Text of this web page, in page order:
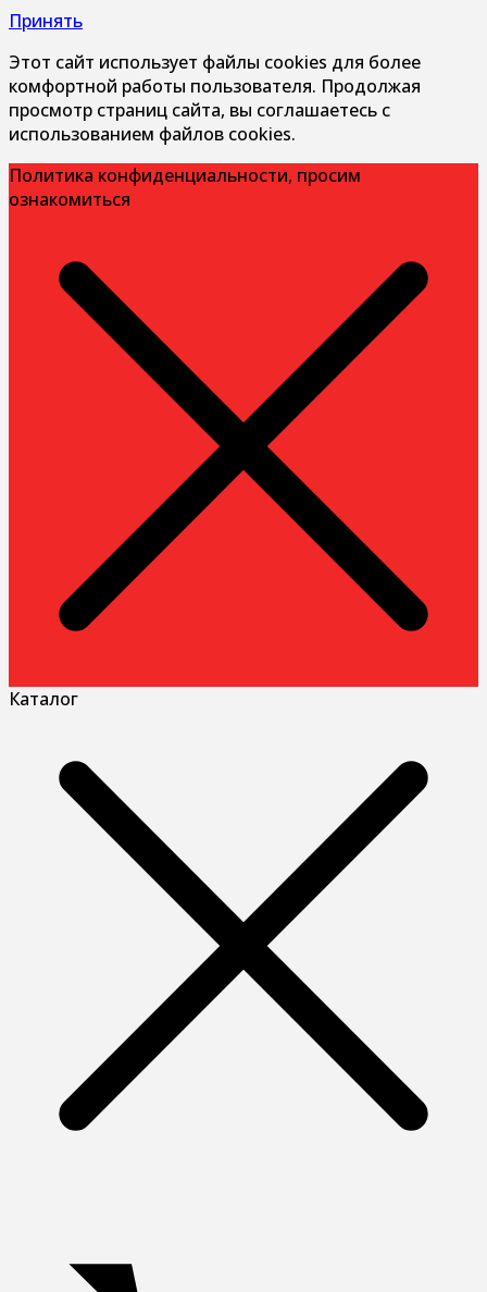
Принять
Этот сайт использует файлы cookies для более
комфортной работы пользователя. Продолжая
просмотр страниц сайта, вы соглашаетесь с
использованием файлов cookies.
Политика конфиденциальности, просим
ознакомиться
Каталог